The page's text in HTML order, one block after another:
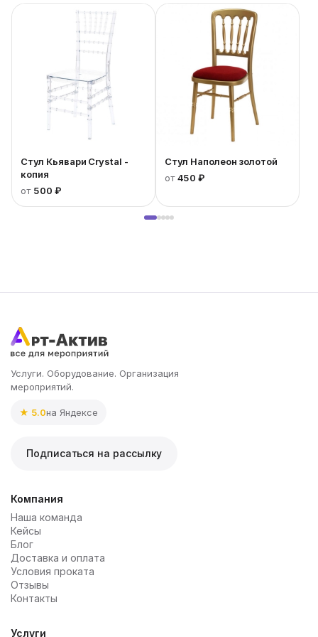
Стул Кьявари Crystal -
копия
от 500 ₽
Стул Наполеон золотой
от450 ₽
Услуги. Оборудование. Организация
мероприятий.
★ 5.0на Яндексе
Подписаться на рассылку
Компания
Наша команда
Кейсы
Блог
Доставка и оплата
Условия проката
Отзывы
Контакты
Услуги